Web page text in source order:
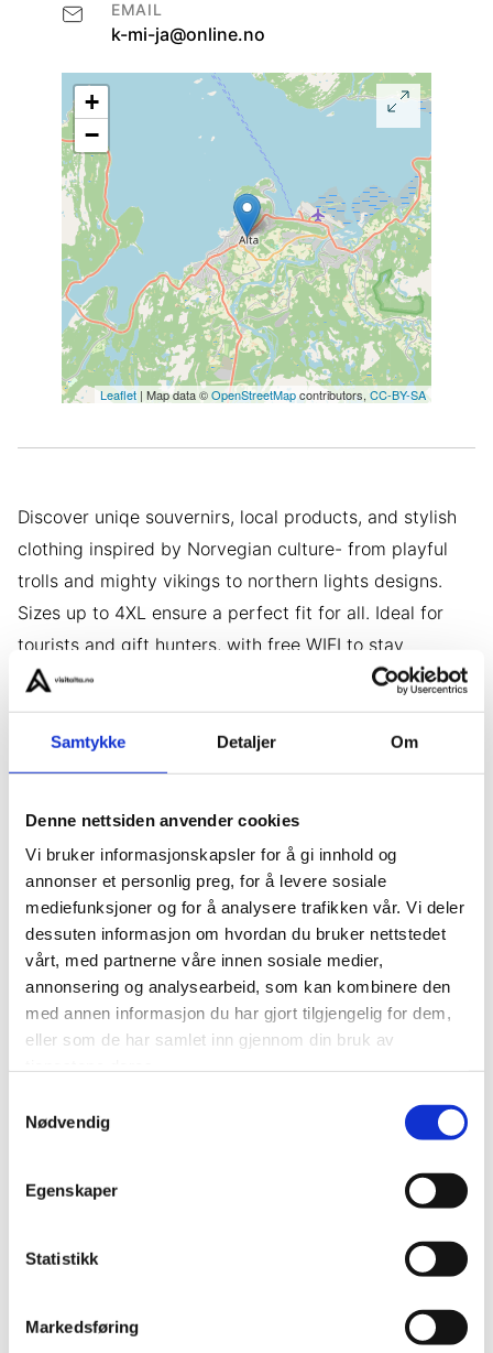
Samtykke Detaljer Om
Denne nettsiden anvender cookies
Vi bruker informasjonskapsler for å gi innhold og
annonser et personlig preg, for å levere sosiale
mediefunksjoner og for å analysere trafikken vår. Vi deler
dessuten informasjon om hvordan du bruker nettstedet
vårt, med partnerne våre innen sosiale medier,
annonsering og analysearbeid, som kan kombinere den
med annen informasjon du har gjort tilgjengelig for dem,
eller som de har samlet inn gjennom din bruk av
Nødvendig
Egenskaper
Statistikk
Markedsføring
EMAIL
k-mi-ja@online.no
+
−
Leaflet | Map data ©OpenStreetMapcontributors,CC-BY-SA
Discover uniqe souvernirs, local products, and stylish
clothing inspired by Norvegian culture- from playful
trolls and mighty vikings to northern lights designs.
Sizes up to 4XL ensure a perfect fit for all. Ideal for
tourists and gift hunters, with free WIFI to stay
connected.
and Sunday 10-15, but may vary depending on the
always updated opening hours on Google and
Tripadvisor.